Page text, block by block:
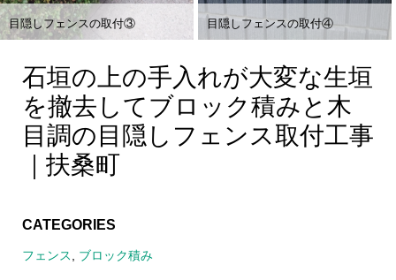
目隠しフェンスの取付③ 目隠しフェンスの取付④
石垣の上の手入れが大変な生垣
を撤去してブロック積みと木
目調の目隠しフェンス取付工事
｜扶桑町
CATEGORIES
フェンス ブロック積み